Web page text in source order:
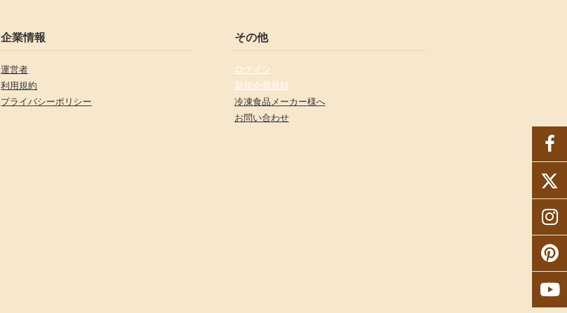
企業情報
運営者
利用規約
プライバシーポリシー
その他
ログイン
新規会員登録
冷凍食品メーカー様へ
お問い合わせ